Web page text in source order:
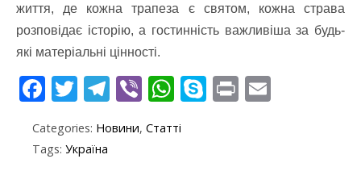
життя, де кожна трапеза є святом, кожна страва
розповідає історію, а гостинність важливіша за будь-
які матеріальні цінності.
F
e
b
T
itt
er
T
e
Vi
er
W
at
S Pr
Categories: Новини, Статті
Tags: Україна